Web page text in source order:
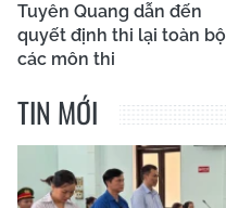
Tuyên Quang dẫn đến
quyết định thi lại toàn bộ
các môn thi
TIN MỚI